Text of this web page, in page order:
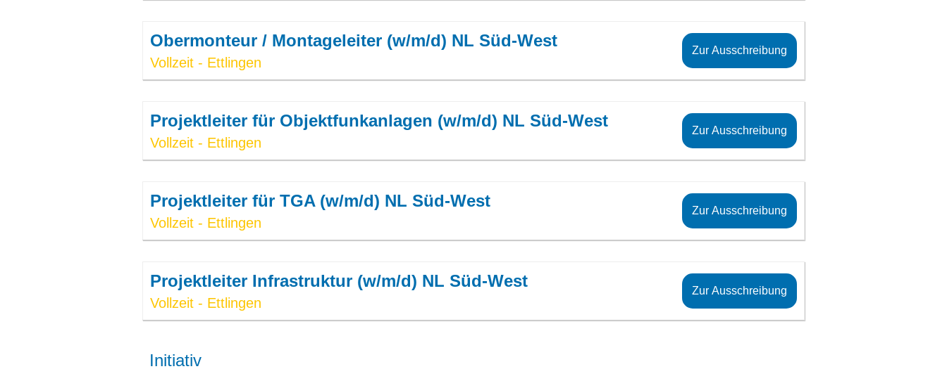
Obermonteur / Montageleiter (w/m/d) NL Süd-West
Vollzeit - Ettlingen
Zur Ausschreibung
Projektleiter für Objektfunkanlagen (w/m/d) NL Süd-West
Vollzeit - Ettlingen
Zur Ausschreibung
Projektleiter für TGA (w/m/d) NL Süd-West
Vollzeit - Ettlingen
Zur Ausschreibung
Projektleiter Infrastruktur (w/m/d) NL Süd-West
Vollzeit - Ettlingen
Zur Ausschreibung
Initiativ